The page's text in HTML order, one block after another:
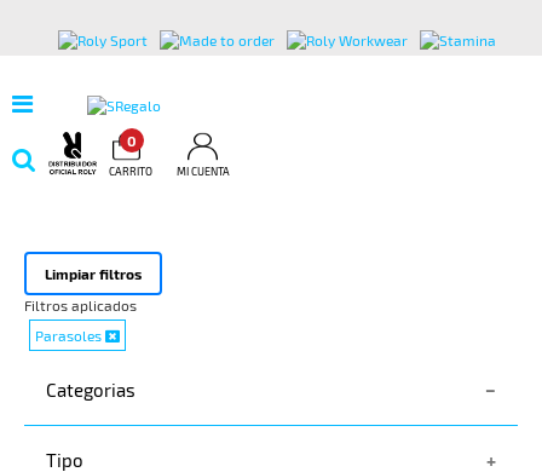
CARRITO
0
MI CUENTA
Limpiar filtros
Filtros aplicados
Parasoles
Categorias
Tipo